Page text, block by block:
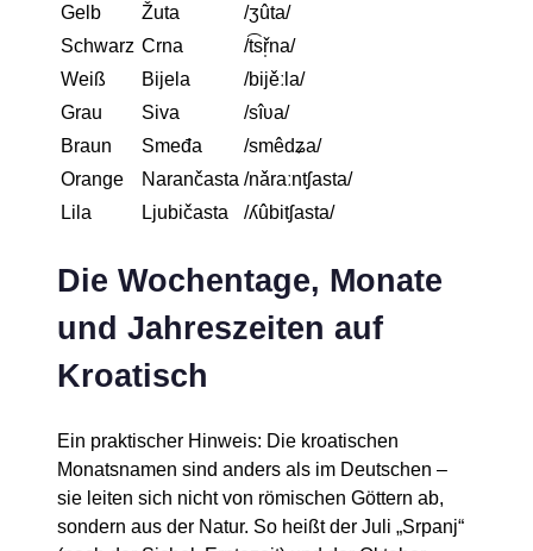
Gelb
Žuta
/ʒûta/
Schwarz Crna
/t͡sř̩na/
Weiß
Bijela
/bijěːla/
Grau
Siva
/sîʋa/
Braun
Smeđa
/smêdʑa/
Orange
Narančasta /nǎraːntʃasta/
Lila
Ljubičasta /ʎûbitʃasta/
Die Wochentage, Monate
und Jahreszeiten auf
Kroatisch
Ein praktischer Hinweis: Die kroatischen
Monatsnamen sind anders als im Deutschen –
sie leiten sich nicht von römischen Göttern ab,
sondern aus der Natur. So heißt der Juli „Srpanj“